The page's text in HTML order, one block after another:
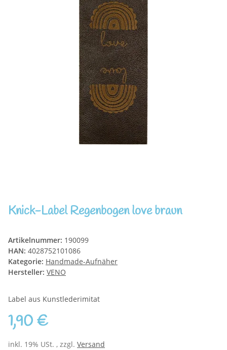
Knick-Label Regenbogen love braun
Artikelnummer: 190099
HAN: 4028752101086
Kategorie: Handmade-Aufnäher
Hersteller: VENO
Label aus Kunstlederimitat
1,90 €
inkl. 19% USt. , zzgl. Versand